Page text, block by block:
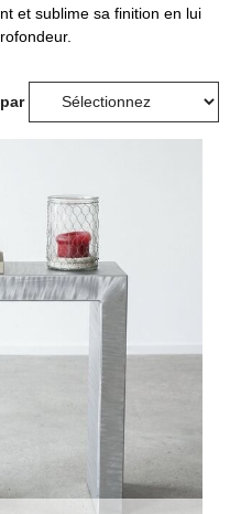
et sublime sa finition en lui